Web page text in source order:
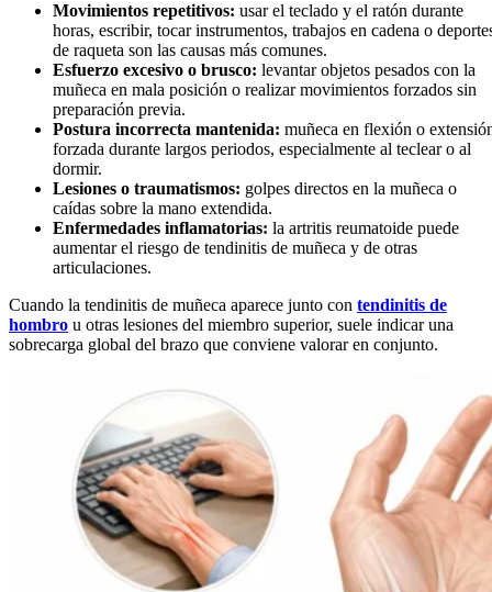
Movimientos repetitivos: usar el teclado y el ratón durante
horas, escribir, tocar instrumentos, trabajos en cadena o
de raqueta son las causas más comunes.
Esfuerzo excesivo o brusco: levantar objetos pesados con la
muñeca en mala posición o realizar movimientos forzados sin
preparación previa.
Postura incorrecta mantenida: muñeca en flexión o
forzada durante largos periodos, especialmente al teclear o al
dormir.
Lesiones o traumatismos: golpes directos en la muñeca o
caídas sobre la mano extendida.
Enfermedades inflamatorias: la artritis reumatoide puede
aumentar el riesgo de tendinitis de muñeca y de otras
articulaciones.
Cuando la tendinitis de muñeca aparece junto con tendinitis de
hombro u otras lesiones del miembro superior, suele indicar una
sobrecarga global del brazo que conviene valorar en conjunto.